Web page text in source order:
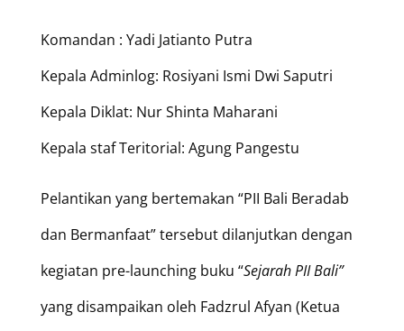
Komandan : Yadi Jatianto Putra
Kepala Adminlog: Rosiyani Ismi Dwi Saputri
Kepala Diklat: Nur Shinta Maharani
Kepala staf Teritorial: Agung Pangestu
Pelantikan yang bertemakan “PII Bali Beradab
dan Bermanfaat” tersebut dilanjutkan dengan
kegiatan pre-launching buku “Sejarah PII Bali”
yang disampaikan oleh Fadzrul Afyan (Ketua